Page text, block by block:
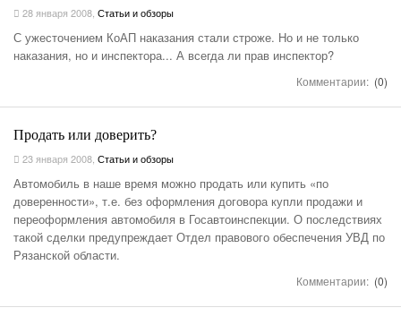
28 января 2008 Статьи и обзоры
С ужесточением КоАП наказания стали строже. Но и не только
наказания, но и инспектора... А всегда ли прав инспектор?
Комментарии: (0)
Продать или доверить?
23 января 2008 Статьи и обзоры
Автомобиль в наше время можно продать или купить «по
доверенности», т.е. без оформления договора купли продажи и
переоформления автомобиля в Госавтоинспекции. О последствиях
такой сделки предупреждает Отдел правового обеспечения УВД по
Рязанской области.
Комментарии: (0)